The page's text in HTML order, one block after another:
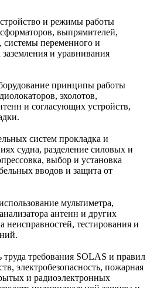
и режимы работы
выпрямителей,
системы переменного и
и уравнивания
принципы работы
эхолотов,
и согласующих устройств,
систем прокладка и
судна, разделение силовых и
выбор и установка
вводов и защита от
мультиметра,
антенн и других
неисправностей, тестирования и
требования SOLAS и правил
электробезопасность, пожарная
и радиоэлектронных